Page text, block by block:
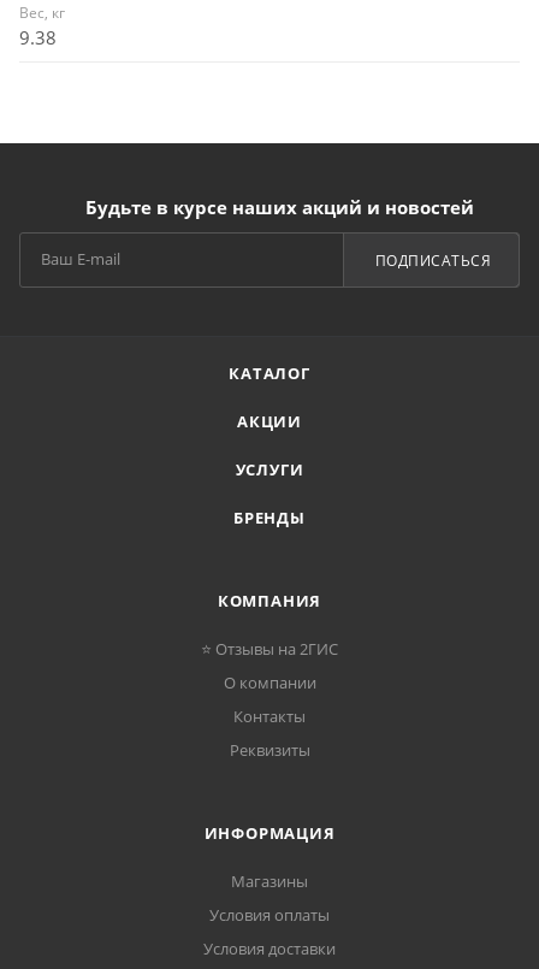
Вес, кг
9.38
Будьте в курсе наших акций и новостей
ПОДПИСАТЬСЯ
КАТАЛОГ
АКЦИИ
УСЛУГИ
БРЕНДЫ
КОМПАНИЯ
⭐ Отзывы на 2ГИС
О компании
Контакты
Реквизиты
ИНФОРМАЦИЯ
Магазины
Условия оплаты
Условия доставки